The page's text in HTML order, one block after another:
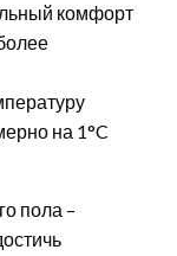
комфорт
на 1°C
пола –